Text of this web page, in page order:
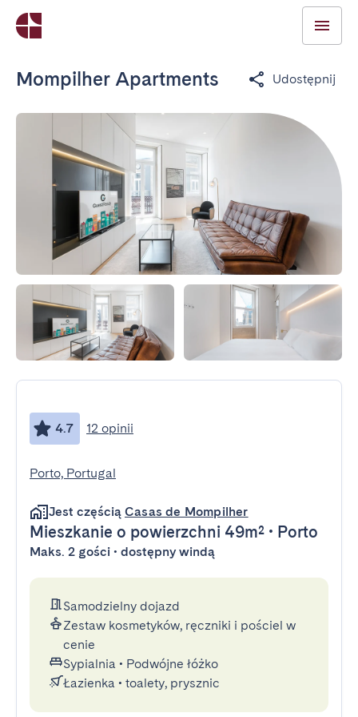
Mompilher Apartments Udostępnij
4.7 12 opinii
Porto, Portugal
Jest częścią Casas de Mompilher
Mieszkanie o powierzchni 49m² • Porto
Maks. 2 gości • dostępny windą
Samodzielny dojazd
Zestaw kosmetyków, ręczniki i pościel w
cenie
Sypialnia • Podwójne łóżko
Łazienka • toalety, prysznic